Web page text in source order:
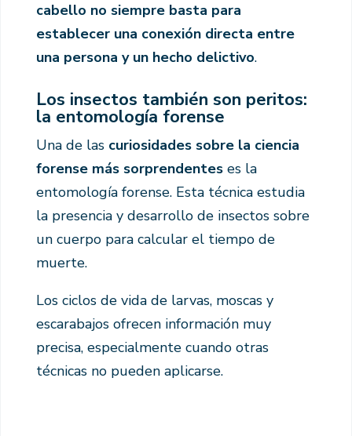
cabello no siempre basta para
establecer una conexión directa entre
una persona y un hecho delictivo.
Los insectos también son peritos:
la entomología forense
Una de las curiosidades sobre la ciencia
forense más sorprendentes es la
entomología forense. Esta técnica estudia
la presencia y desarrollo de insectos sobre
un cuerpo para calcular el tiempo de
muerte.
Los ciclos de vida de larvas, moscas y
escarabajos ofrecen información muy
precisa, especialmente cuando otras
técnicas no pueden aplicarse.